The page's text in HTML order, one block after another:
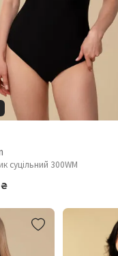
суцільний 300WM
₴